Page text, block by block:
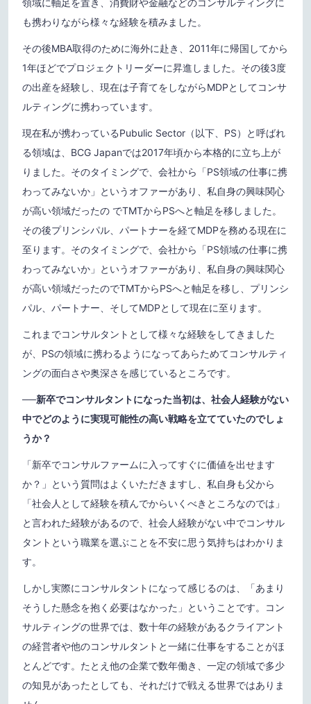
領域に軸足を置き、消費財や金融などのコンサルティングに
も携わりながら様々な経験を積みました。
その後MBA取得のために海外に赴き、2011年に帰国してから
1年ほどでプロジェクトリーダーに昇進しました。その後3度
の出産を経験し、現在は子育てをしながらMDPとしてコンサ
ルティングに携わっています。
現在私が携わっているPubulic Sector（以下、PS）と呼ばれ
る領域は、BCG Japanでは2017年頃から本格的に立ち上が
りました。そのタイミングで、会社から「PS領域の仕事に携
わってみないか」というオファーがあり、私自身の興味関心
が高い領域だったの でTMTからPSへと軸足を移しました。
その後プリンシパル、パートナーを経てMDPを務める現在に
至ります。そのタイミングで、会社から「PS領域の仕事に携
わってみないか」というオファーがあり、私自身の興味関心
が高い領域だったのでTMTからPSへと軸足を移し、プリンシ
パル、パートナー、そしてMDPとして現在に至ります。
これまでコンサルタントとして様々な経験をしてきました
が、PSの領域に携わるようになってあらためてコンサルティ
ングの面白さや奥深さを感じているところです。
──新卒でコンサルタントになった当初は、社会人経験がない
中でどのように実現可能性の高い戦略を立てていたのでしょ
うか？
「新卒でコンサルファームに入ってすぐに価値を出せます
か？」という質問はよくいただきますし、私自身も父から
「社会人として経験を積んでからいくべきところなのでは」
と言われた経験があるので、社会人経験がない中でコンサル
タントという職業を選ぶことを不安に思う気持ちはわかりま
す。
しかし実際にコンサルタントになって感じるのは、「あまり
そうした懸念を抱く必要はなかった」ということです。コン
サルティングの世界では、数十年の経験があるクライアント
の経営者や他のコンサルタントと一緒に仕事をすることがほ
とんどです。たとえ他の企業で数年働き、一定の領域で多少
の知見があったとしても、それだけで戦える世界ではありま